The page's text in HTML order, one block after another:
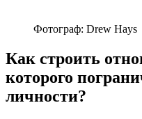
Фотограф: Drew Hays
Как строить
которого
личности?